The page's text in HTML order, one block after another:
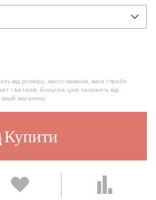
від розміру, якості каменів, ваги і проби
і металів. Бонусна ціна залежить від
магазину.
Купити